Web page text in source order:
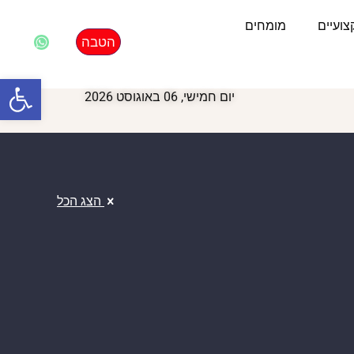
מומחים
הטבה
יום חמישי, 06 באוגוסט 2026
הצג הכל
פתח